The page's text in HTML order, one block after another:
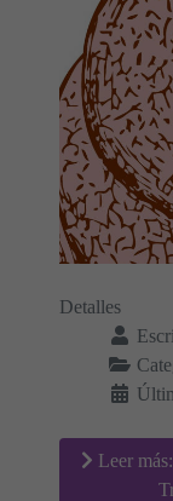
Detalles
Leer